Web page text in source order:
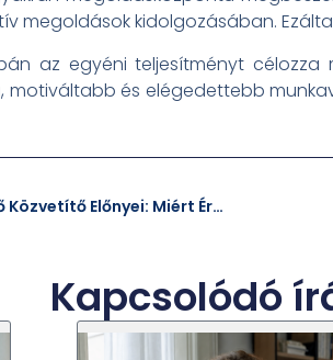
megoldások kidolgozásában.
az egyéni teljesítményt célozza
motiváltabb és elégedettebb
Munkaerő Kölcsönző és Munkaerő Közvetítő Előnyei: Miért Érdemes Őket Választani?
Kapcsolódó